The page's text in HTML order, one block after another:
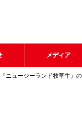
メディア
ニュージーランド牧草牛』